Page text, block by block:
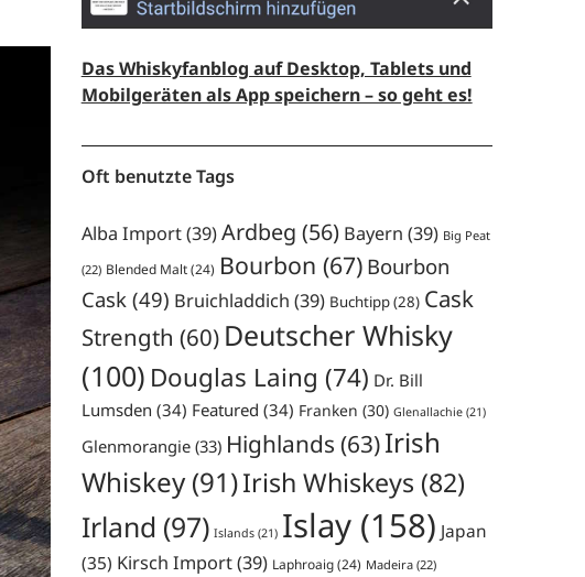
Das Whiskyfanblog auf Desktop, Tablets und
Mobilgeräten als App speichern – so geht es!
Oft benutzte Tags
Alba Import(39)Ardbeg (56) Bayern (39) Big Peat
(22) Blended Malt(24) Bourbon (67) Bourbon
Cask(49) Bruichladdich (39) Buchtipp(28) Cask
Strength (60) Deutscher Whisky
(100) Douglas Laing (74) Dr. Bill
Lumsden (34) Featured (34) Franken (30) Glenallachie(21)
Glenmorangie(33) Highlands (63)Irish
Whiskey(91)Irish Whiskeys (82)
Irland (97) Islands(21) Islay(158) Japan
(35) Kirsch Import(39) Laphroaig(24) Madeira(22)